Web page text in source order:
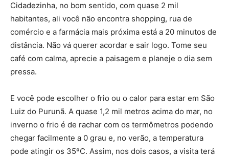
Cidadezinha, no bom sentido, com quase 2 mil
habitantes, ali você não encontra shopping, rua de
comércio e a farmácia mais próxima está a 20 minutos de
distância. Não vá querer acordar e sair logo. Tome seu
café com calma, aprecie a paisagem e planeje o dia sem
pressa.
E você pode escolher o frio ou o calor para estar em São
Luiz do Purunã. A quase 1,2 mil metros acima do mar, no
inverno o frio é de rachar com os termômetros podendo
chegar facilmente a 0 grau e, no verão, a temperatura
pode atingir os 35ºC. Assim, nos dois casos, a visita terá